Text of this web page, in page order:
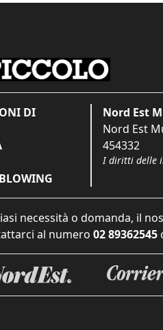
DI
Nord Est
Nord Est
454332
I diritti delle
necessità o domanda, il
al numero 02 89362545